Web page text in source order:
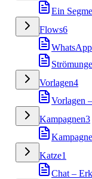
Ein
Flows6
Vorlagen4
Vorlagen
Kampagnen3
Katze1
Chat –